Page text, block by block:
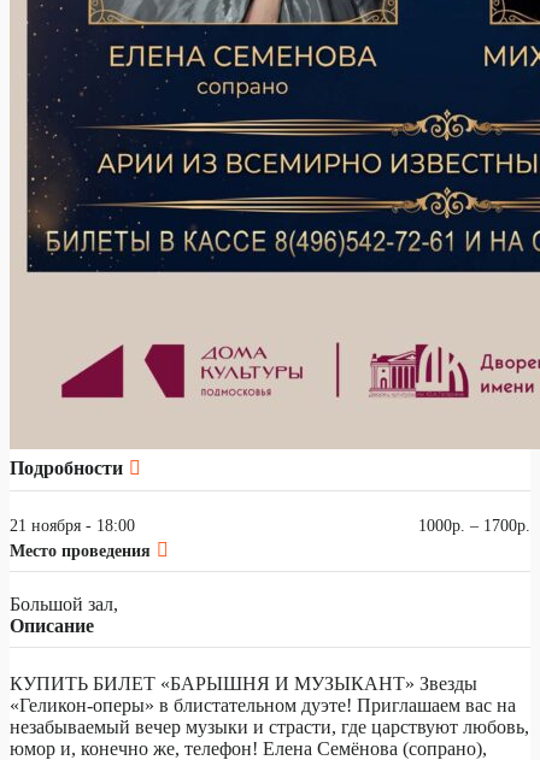
Подробности
21 ноября - 18:00
1000р. – 1700р.
Место проведения
Большой зал,
Описание
КУПИТЬ БИЛЕТ «БАРЫШНЯ И МУЗЫКАНТ» Звезды
«Геликон-оперы» в блистательном дуэте! Приглашаем вас на
незабываемый вечер музыки и страсти, где царствуют любовь,
юмор и, конечно же, телефон! Елена Семёнова (сопрано),